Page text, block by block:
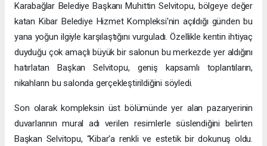
Karabağlar Belediye Başkanı Muhittin Selvitopu, bölgeye değer
katan Kibar Belediye Hizmet Kompleksi'nin açıldığı günden bu
yana yoğun ilgiyle karşılaştığını vurguladı. Özellikle kentin ihtiyaç
duyduğu çok amaçlı büyük bir salonun bu merkezde yer aldığını
hatırlatan Başkan Selvitopu, geniş kapsamlı toplantıların,
nikahların bu salonda gerçekleştirildiğini söyledi.
Son olarak kompleksin üst bölümünde yer alan pazaryerinin
duvarlarının mural adı verilen resimlerle süslendiğini belirten
Başkan Selvitopu, “Kibar'a renkli ve estetik bir dokunuş oldu.